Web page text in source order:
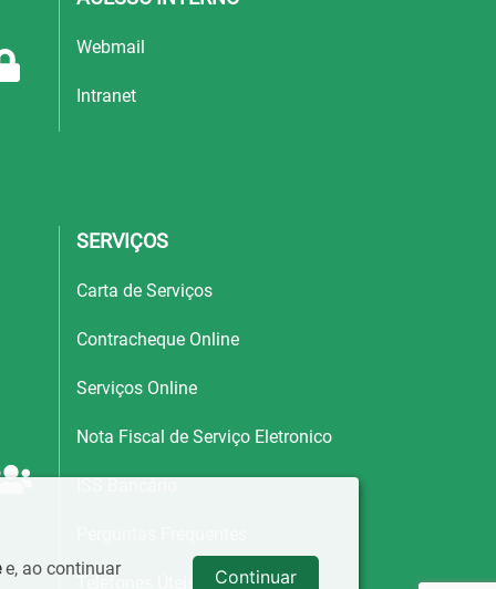
Webmail
Intranet
SERVIÇOS
Carta de Serviços
Contracheque Online
Serviços Online
Nota Fiscal de Serviço Eletronico
e, ao continuar
Continuar